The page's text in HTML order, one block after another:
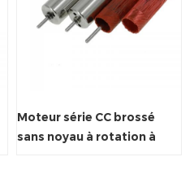
Moteur série CC brossé
sans noyau à rotation à